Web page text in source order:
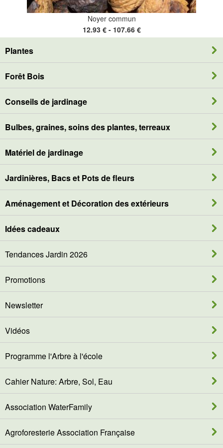
Noyer commun
12.93 € - 107.66 €
Plantes
Forêt Bois
Conseils de jardinage
Bulbes, graines, soins des plantes, terreaux
Matériel de jardinage
Jardinières, Bacs et Pots de fleurs
Aménagement et Décoration des extérieurs
Idées cadeaux
Tendances Jardin 2026
Promotions
Newsletter
Vidéos
Programme l'Arbre à l'école
Cahier Nature: Arbre, Sol, Eau
Association WaterFamily
Agroforesterie Association Française